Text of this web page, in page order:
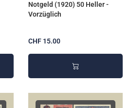
Notgeld (1920) 50 Heller -
Vorzüglich
CHF 15.00